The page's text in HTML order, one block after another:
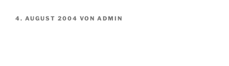
VERÖFFENTLICHT
4. AUGUST 2004 VON ADMIN